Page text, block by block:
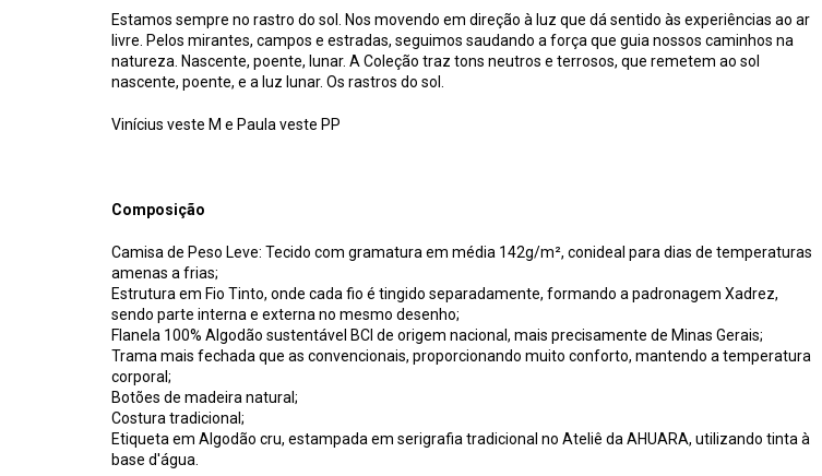
Estamos sempre no rastro do sol. Nos movendo em direção à luz que dá sentido às experiências ao ar
livre. Pelos mirantes, campos e estradas, seguimos saudando a força que guia nossos caminhos na
natureza. Nascente, poente, lunar. A Coleção traz tons neutros e terrosos, que remetem ao sol
nascente, poente, e a luz lunar. Os rastros do sol.
Vinícius veste M e Paula veste PP
Composição
Camisa de Peso Leve: Tecido com gramatura em média 142g/m², conideal para dias de temperaturas
amenas a frias;
Estrutura em Fio Tinto, onde cada fio é tingido separadamente, formando a padronagem Xadrez,
sendo parte interna e externa no mesmo desenho;
Flanela 100% Algodão sustentável BCI de origem nacional, mais precisamente de Minas Gerais;
Trama mais fechada que as convencionais, proporcionando muito conforto, mantendo a temperatura
corporal;
Botões de madeira natural;
Costura tradicional;
Etiqueta em Algodão cru, estampada em serigrafia tradicional no Ateliê da AHUARA, utilizando tinta à
base d'água.